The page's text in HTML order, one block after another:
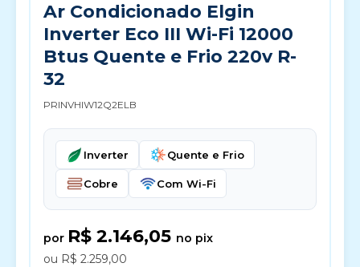
Ar Condicionado Elgin
Inverter Eco III Wi-Fi 12000
Btus Quente e Frio 220v R-
32
PRINVHIW12Q2ELB
Inverter Quente e Frio
Cobre Com Wi-Fi
por R$ 2.146,05 no pix
ou R$ 2.259,00